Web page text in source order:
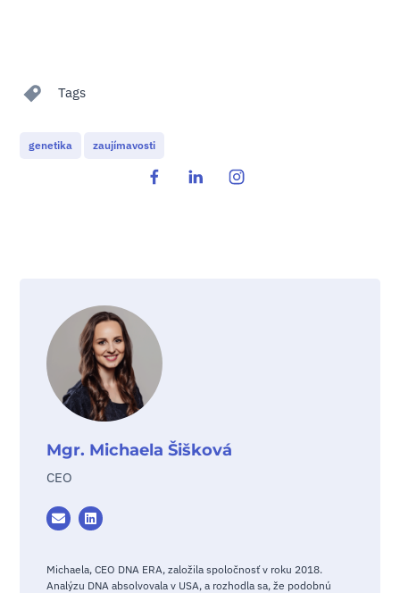
Tags
genetika zaujímavosti
Mgr. Michaela Šišková
CEO
Michaela, CEO DNA ERA, založila spoločnosť v roku 2018.
Analýzu DNA absolvovala v USA, a rozhodla sa, že podobnú